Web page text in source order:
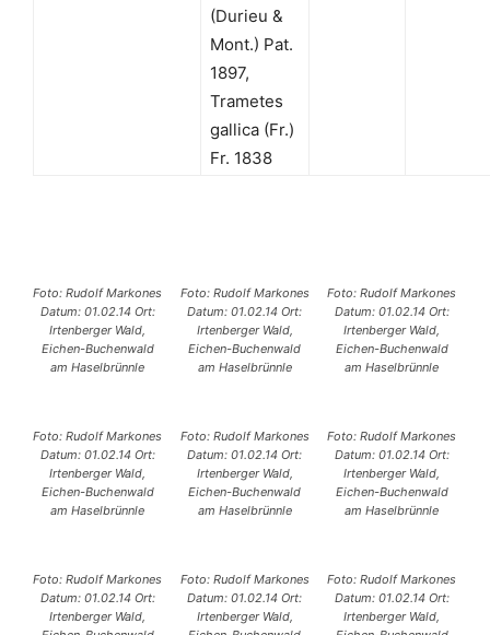
(Durieu &
Mont.) Pat.
1897,
Trametes
gallica (Fr.)
Fr. 1838
Foto: Rudolf Markones
Datum: 01.02.14 Ort:
Irtenberger Wald,
Eichen-Buchenwald
am Haselbrünnle
Foto: Rudolf Markones
Datum: 01.02.14 Ort:
Irtenberger Wald,
Eichen-Buchenwald
am Haselbrünnle
Foto: Rudolf Markones
Datum: 01.02.14 Ort:
Irtenberger Wald,
Eichen-Buchenwald
am Haselbrünnle
Foto: Rudolf Markones
Datum: 01.02.14 Ort:
Irtenberger Wald,
Eichen-Buchenwald
am Haselbrünnle
Foto: Rudolf Markones
Datum: 01.02.14 Ort:
Irtenberger Wald,
Eichen-Buchenwald
am Haselbrünnle
Foto: Rudolf Markones
Datum: 01.02.14 Ort:
Irtenberger Wald,
Eichen-Buchenwald
am Haselbrünnle
Foto: Rudolf Markones
Datum: 01.02.14 Ort:
Irtenberger Wald,
Foto: Rudolf Markones
Datum: 01.02.14 Ort:
Irtenberger Wald,
Foto: Rudolf Markones
Datum: 01.02.14 Ort:
Irtenberger Wald,